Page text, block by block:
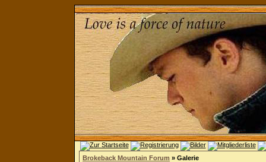
Brokeback Mountain Forum » Galerie